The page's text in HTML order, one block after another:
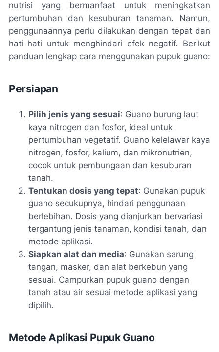
nutrisi yang bermanfaat untuk meningkatkan
pertumbuhan dan kesuburan tanaman. Namun,
penggunaannya perlu dilakukan dengan tepat dan
hati-hati untuk menghindari efek negatif. Berikut
panduan lengkap cara menggunakan pupuk guano:
Persiapan
Pilih jenis yang sesuai: Guano burung laut
kaya nitrogen dan fosfor, ideal untuk
pertumbuhan vegetatif. Guano kelelawar kaya
nitrogen, fosfor, kalium, dan mikronutrien,
cocok untuk pembungaan dan kesuburan
tanah.
Tentukan dosis yang tepat: Gunakan pupuk
guano secukupnya, hindari penggunaan
berlebihan. Dosis yang dianjurkan bervariasi
tergantung jenis tanaman, kondisi tanah, dan
metode aplikasi.
Siapkan alat dan media: Gunakan sarung
tangan, masker, dan alat berkebun yang
sesuai. Campurkan pupuk guano dengan
tanah atau air sesuai metode aplikasi yang
dipilih.
Metode Aplikasi Pupuk Guano